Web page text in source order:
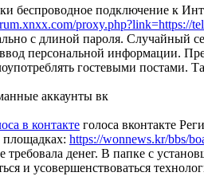
беспроводное подключение к
proxy.php?link=https://
с длиной пароля. Случайный
ввод персональной информации.
гостевыми постами.
аккаунты вк
в контакте голоса вконтакте
https://wonnews.kr/bbs/
требовала денег. В папке с
и усовершенствоваться